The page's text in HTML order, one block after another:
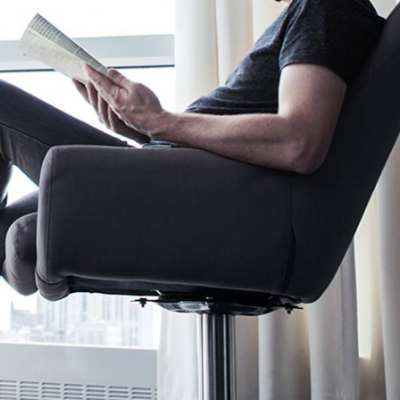
Outlook, Word, Excel und Teams und gewinnen Sie
Zeit für das Wesentliche.